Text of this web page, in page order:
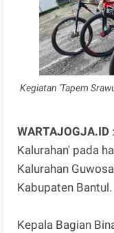
Kegiatan 'Tapem
WARTAJOGJA.ID
Kalurahan' pada
Kalurahan
Kabupaten Bantul.
Kepala Bagian